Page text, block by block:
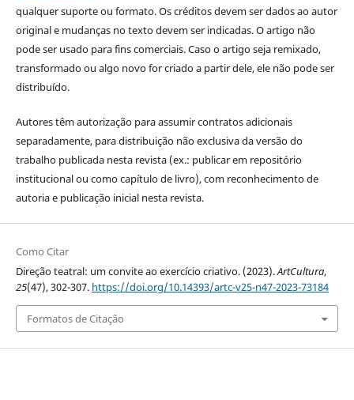
qualquer suporte ou formato. Os créditos devem ser dados ao autor
original e mudanças no texto devem ser indicadas. O artigo não
pode ser usado para fins comerciais. Caso o artigo seja remixado,
transformado ou algo novo for criado a partir dele, ele não pode ser
distribuído.
Autores têm autorização para assumir contratos adicionais
separadamente, para distribuição não exclusiva da versão do
trabalho publicada nesta revista (ex.: publicar em repositório
institucional ou como capítulo de livro), com reconhecimento de
autoria e publicação inicial nesta revista.
Como Citar
Direção teatral: um convite ao exercício criativo. (2023).ArtCultura,
25(47), 302-307. https://doi.org/10.14393/artc-v25-n47-2023-73184
Formatos de Citação